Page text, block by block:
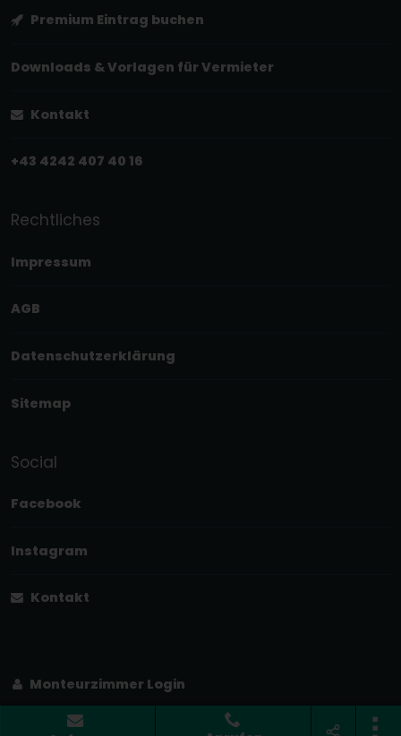
Premium Eintrag buchen
Downloads & Vorlagen für Vermieter
Kontakt
+43 4242 407 40 16
Rechtliches
Impressum
AGB
Datenschutzerklärung
Sitemap
Social
Facebook
Instagram
Kontakt
Monteurzimmer Login